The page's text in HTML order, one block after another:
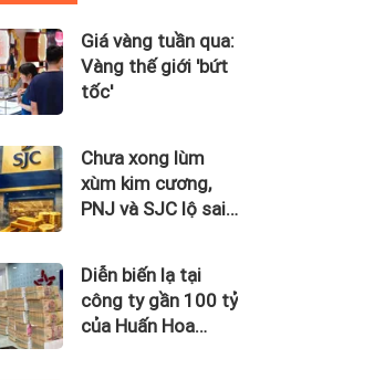
Giá vàng tuần qua:
Vàng thế giới 'bứt
tốc'
Chưa xong lùm
xùm kim cương,
PNJ và SJC lộ sai
doanh vàng
Diễn biến lạ tại
công ty gần 100 tỷ
của Huấn Hoa